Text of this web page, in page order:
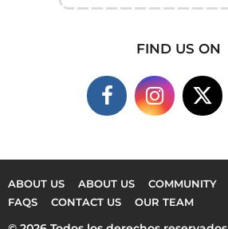
FIND US ON
ABOUT US ABOUT US COMMUNITY
FAQS
CONTACT US OUR TEAM